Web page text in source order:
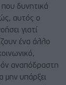
δυνητικά
αυτός ο
γιατί
ένα άλλο
αναπόδραστη
μην υπάρξει